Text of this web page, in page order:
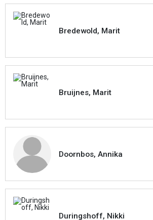
Bredewold, Marit
Bruijnes, Marit
Doornbos, Annika
Duringshoff, Nikki